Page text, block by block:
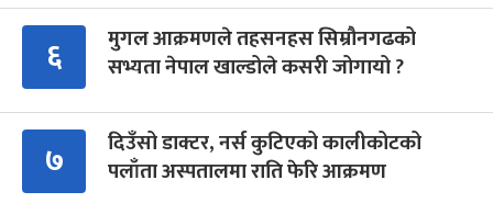
६
मुगल आक्रमणले तहसनहस सिम्रौनगढको
सभ्यता नेपाल खाल्डोले कसरी जोगायो ?
७
दिउँसो डाक्टर, नर्स कुटिएको कालीकोटको
पलाँता अस्पतालमा राति फेरि आक्रमण